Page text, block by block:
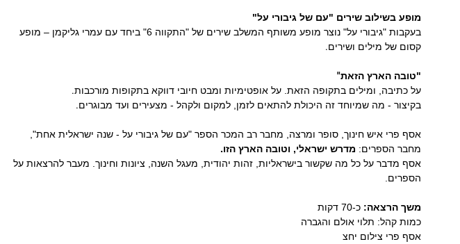
מופע בשילוב שירים "עם של גיבורי על"
"טובה הארץ הזאת"
על כתיבה, ומילים בתקופה הזאת. על אופטימיות ומבט חיובי דווקא בתקופות מורכבות.
בקיצור - מה שמיוחד זה היכולת להתאים לזמן, למקום ולקהל - מצעירים ועד מבוגרים
אסף פרי איש חינוך, סופר ומרצה, מחבר רב המכר הספר "עם של גיבורי על - שנה ישראלית אחת",
מחבר הספרים:
הספרים.
משך הרצאה:כ-70 דקות